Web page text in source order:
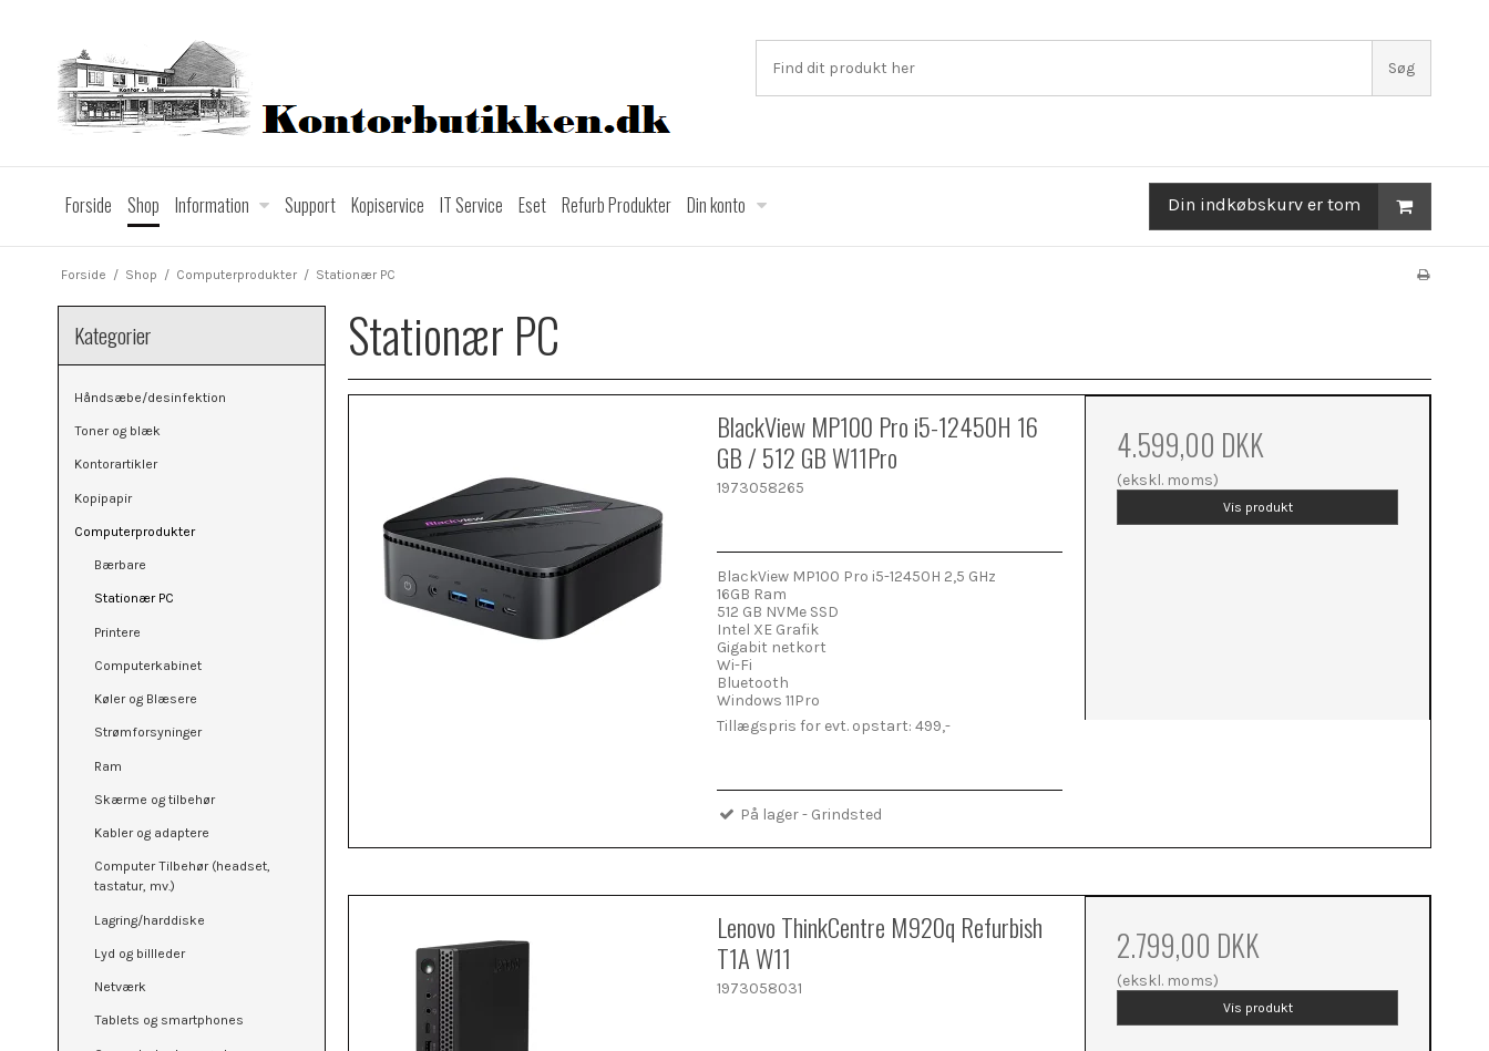
Søg
Forside Shop Information Support Kopiservice IT Service Eset Refurb Produkter Din konto Din indkøbskurv er tom
Forside / Shop / Computerprodukter / Stationær PC
Kategorier
Håndsæbe/desinfektion
Toner og blæk
Kontorartikler
Kopipapir
Computerprodukter
Bærbare
Stationær PC
Printere
Computerkabinet
Køler og Blæsere
Strømforsyninger
Ram
Skærme og tilbehør
Kabler og adaptere
Computer Tilbehør (headset,
tastatur, mv.)
Lagring/harddiske
Lyd og billleder
Netværk
Tablets og smartphones
Stationær PC
BlackView MP100 Pro i5-12450H 16
GB / 512 GB W11Pro
1973058265
BlackView MP100 Pro i5-12450H 2,5 GHz
16GB Ram
512 GB NVMe SSD
Intel XE Grafik
Gigabit netkort
Wi-Fi
Bluetooth
Windows 11Pro
Tillægspris for evt. opstart: 499,-
På lager - Grindsted
4.599,00 DKK
(ekskl. moms)
Vis produkt
Lenovo ThinkCentre M920q Refurbish
T1A W11
1973058031
2.799,00 DKK
(ekskl. moms)
Vis produkt